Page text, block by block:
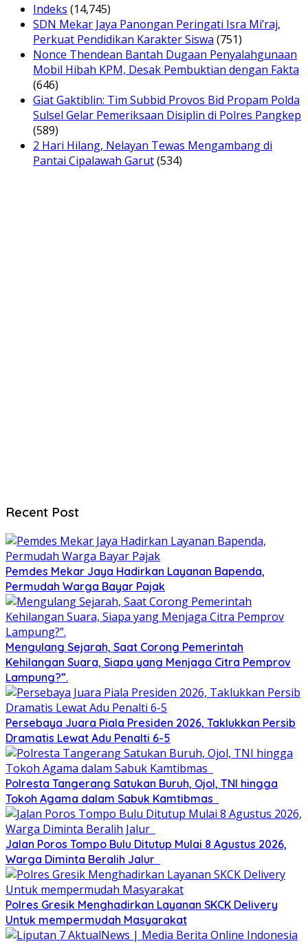
Indeks (14,745)
SDN Mekar Jaya Panongan Peringati Isra Mi’raj,
Perkuat Pendidikan Karakter Siswa (751)
Nonce Thendean Bantah Dugaan Penyalahgunaan
Mobil Hibah KPM, Desak Pembuktian dengan Fakta
(646)
Giat Gaktiblin: Tim Subbid Provos Bid Propam Polda
Sulsel Gelar Pemeriksaan Disiplin di Polres Pangkep
(589)
2 Hari Hilang, Nelayan Tewas Mengambang di
Pantai Cipalawah Garut(534)
Recent Post
Pemdes Mekar Jaya Hadirkan Layanan Bapenda,
Permudah Warga Bayar Pajak
Mengulang Sejarah, Saat Corong Pemerintah
Kehilangan Suara, Siapa yang Menjaga Citra Pemprov
Lampung?”.
Persebaya Juara Piala Presiden 2026, Taklukkan Persib
Dramatis Lewat Adu Penalti 6-5
Polresta Tangerang Satukan Buruh, Ojol, TNI hingga
Tokoh Agama dalam Sabuk Kamtibmas
Jalan Poros Tompo Bulu Ditutup Mulai 8 Agustus 2026,
Warga Diminta Beralih Jalur
Polres Gresik Menghadirkan Layanan SKCK Delivery
Untuk mempermudah Masyarakat